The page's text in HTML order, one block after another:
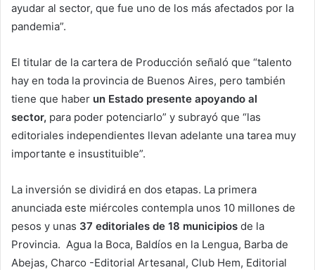
ayudar al sector, que fue uno de los más afectados por la
pandemia”.
El titular de la cartera de Producción señaló que “talento
hay en toda la provincia de Buenos Aires, pero también
tiene que haber un Estado presente apoyando al
sector, para poder potenciarlo” y subrayó que “las
editoriales independientes llevan adelante una tarea muy
importante e insustituible”.
La inversión se dividirá en dos etapas. La primera
anunciada este miércoles contempla unos 10 millones de
pesos y unas 37 editoriales de 18 municipios de la
Provincia. Agua la Boca, Baldíos en la Lengua, Barba de
Abejas, Charco -Editorial Artesanal, Club Hem, Editorial